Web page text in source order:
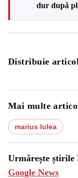
dur după
Distribuie
Mai multe
marius lulea
Urmărește știrile
Google News